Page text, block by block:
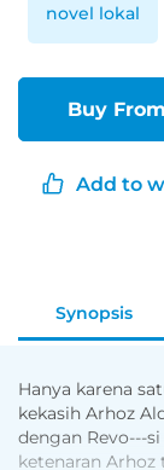
novel lokal
Buy From
Add to
Synopsis
Hanya karena
kekasih Arhoz
dengan Revo---
ketenaran